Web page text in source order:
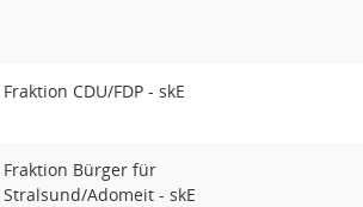
Fraktion CDU/FDP - skE
Fraktion Bürger für
Stralsund/Adomeit - skE